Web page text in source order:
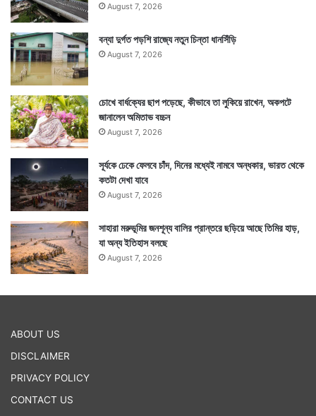
গ্রামবাসীদের জন্য পানীয় জলের অবশ্য প্রশাসনের তরফে ব্যবস্থা
করা হয়েছে। তবে এখনও এটা জানা যায়নি পুকুরের জলে এমন
বিষক্রিয়া হল কীভাবে। সেটা জানার জন্য তদন্ত শুরু হয়েছে। —
সংবাদ সংস্থার সাহায্য নিয়ে লেখা
Tags National News
August 7, 2026
বন্যা দুর্গত পড়শি রাজ্যে নতুন চিন্তা ধানসিঁড়ি
August 7, 2026
চোখে বার্ধক্যের ছাপ পড়েছে, কীভাবে তা লুকিয়ে রাখেন, অকপটে
জানালেন অমিতাভ বচ্চন
August 7, 2026
সূর্যকে ঢেকে ফেলবে চাঁদ, দিনের মধ্যেই নামবে অন্ধকার, ভারত থেকে
কতটা দেখা যাবে
August 7, 2026
সাহারা মরুভূমির জনশূন্য বালির প্রান্তরে ছড়িয়ে আছে তিমির হাড়,
যা অন্য ইতিহাস বলছে
August 7, 2026
ABOUT US
DISCLAIMER
PRIVACY POLICY
CONTACT US